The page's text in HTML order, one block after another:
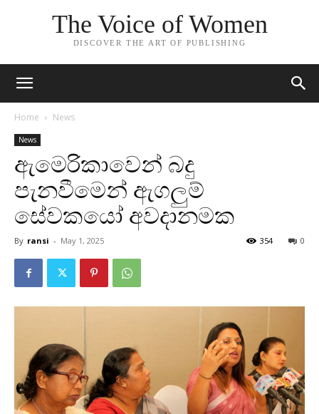
The Voice of Women
DISCOVER THE ART OF PUBLISHING
Home News
News
ඇමෙරිකාවෙන් බදු
පැනවීමෙන් ඇගලුම්
සේවකයෝ අවදානමක
By ransi - May 1, 2025 0
354